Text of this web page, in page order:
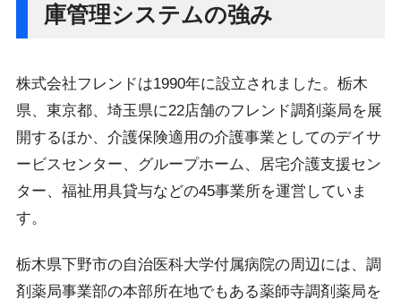
庫管理システムの強み
株式会社フレンドは1990年に設立されました。栃木
県、東京都、埼玉県に22店舗のフレンド調剤薬局を展
開するほか、介護保険適用の介護事業としてのデイサ
ービスセンター、グループホーム、居宅介護支援セン
ター、福祉用具貸与などの45事業所を運営していま
す。
栃木県下野市の自治医科大学付属病院の周辺には、調
剤薬局事業部の本部所在地でもある薬師寺調剤薬局を